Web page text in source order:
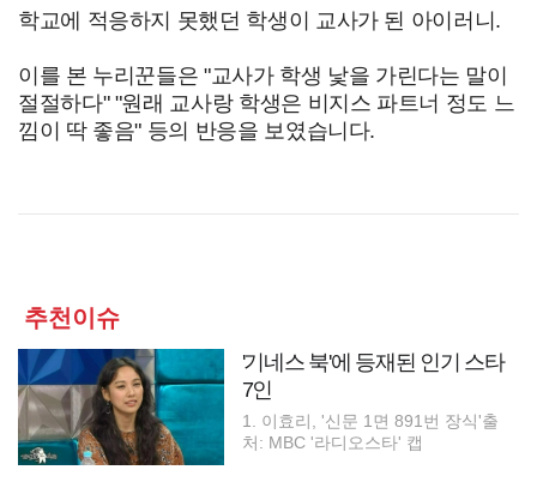
학교에 적응하지 못했던 학생이 교사가 된 아이러니.
이를 본 누리꾼들은 "교사가 학생 낯을 가린다는 말이
절절하다" "원래 교사랑 학생은 비지스 파트너 정도 느
낌이 딱 좋음" 등의 반응을 보였습니다.
추천이슈
'기네스 북'에 등재된 인기 스타
7인
1. 이효리, '신문 1면 891번 장식'출
처: MBC '라디오스타' 캡